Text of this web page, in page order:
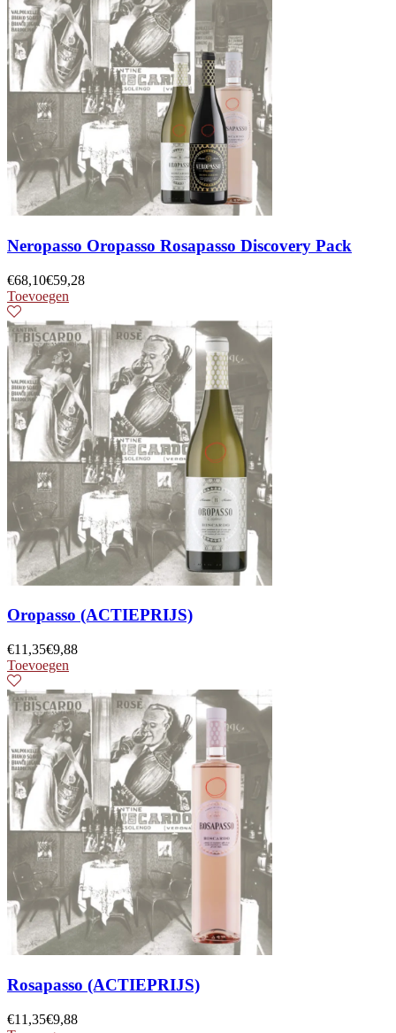
Neropasso Oropasso Rosapasso Discovery Pack
€68,10€59,28
Toevoegen
Oropasso (ACTIEPRIJS)
€11,35€9,88
Toevoegen
Rosapasso (ACTIEPRIJS)
€11,35€9,88